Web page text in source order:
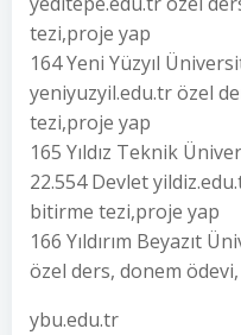
tezi,proje yap
164 Yeni Yüzyıl
yeniyuzyil.edu.tr özel
tezi,proje yap
165 Yıldız Teknik
22.554 Devlet
bitirme tezi,proje yap
166 Yıldırım Beyazıt
özel ders, donem
ybu.edu.tr